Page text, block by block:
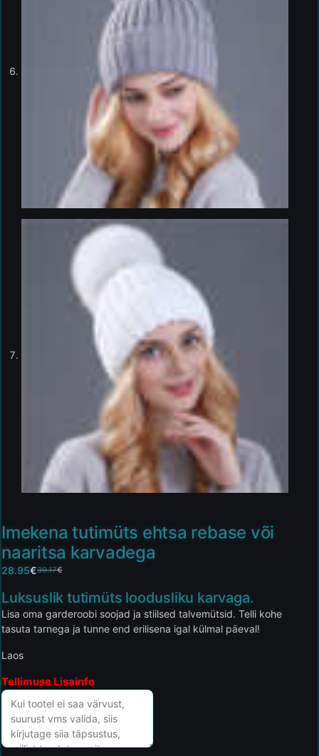
Imekena tutimüts ehtsa rebase või
naaritsa karvadega
39.17€
28.95€
Luksuslik tutimüts loodusliku karvaga.
Lisa oma garderoobi soojad ja stiilsed talvemütsid. Telli kohe
tasuta tarnega ja tunne end erilisena igal külmal päeval!
Laos
Tellimuse Lisainfo